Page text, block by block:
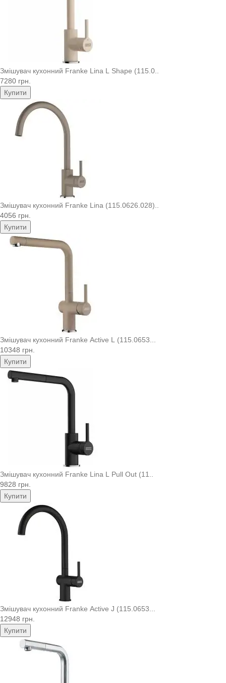
Змішувач кухонний Franke Lina L Shape (115.0..
7280 грн.
Купити
Змішувач кухонний Franke Lina (115.0626.028)..
4056 грн.
Купити
Змішувач кухонний Franke Active L (115.0653...
10348 грн.
Купити
Змішувач кухонний Franke Lina L Pull Out (11..
9828 грн.
Купити
Змішувач кухонний Franke Active J (115.0653...
12948 грн.
Купити